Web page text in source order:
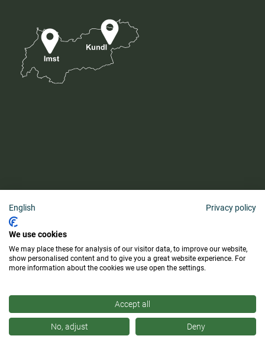
Lieferung & Zahlung
English Privacy policy
We use cookies
We may place these for analysis of our visitor data, to improve our website,
show personalised content and to give you a great website experience. For
more information about the cookies we use open the settings.
Accept all
No, adjust Deny